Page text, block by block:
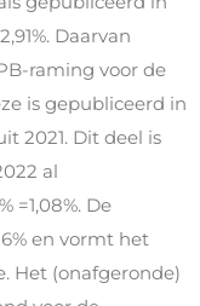
Daarvan
raming voor de
is gepubliceerd in
2021. Dit deel is
al
=1,08%. De
en vormt het
Het (onafgeronde)